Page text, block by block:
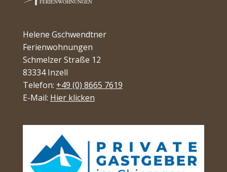
Helene Gschwendtner
Ferienwohnungen
Schmelzer Straße 12
83334 Inzell
Telefon: +49 (0) 8665 7619
E-Mail: Hier klicken